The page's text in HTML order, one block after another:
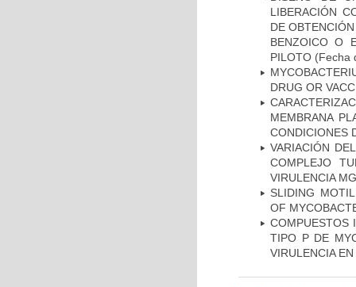
LIBERACIÓN
DE
BENZOICO O
PILOTO (Fecha
DRUG OR
MEMBRANA
CONDICIONES
VARIACIÓN
COMPLEJO
VIRULENCIA
SLIDING
OF
COMPUESTOS
TIPO P DE
VIRULENCIA